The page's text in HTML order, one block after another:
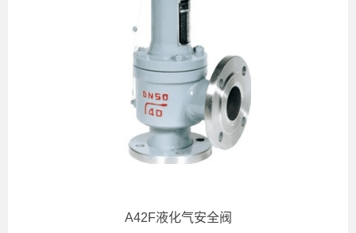
A42F液化气安全阀